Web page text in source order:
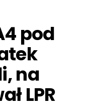
pod
na
LPR